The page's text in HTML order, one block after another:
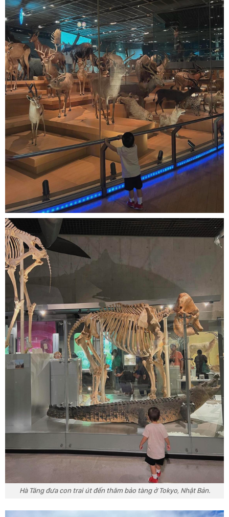
Hà Tăng đưa con trai út đến thăm bảo tàng ở Tokyo, Nhật Bản.